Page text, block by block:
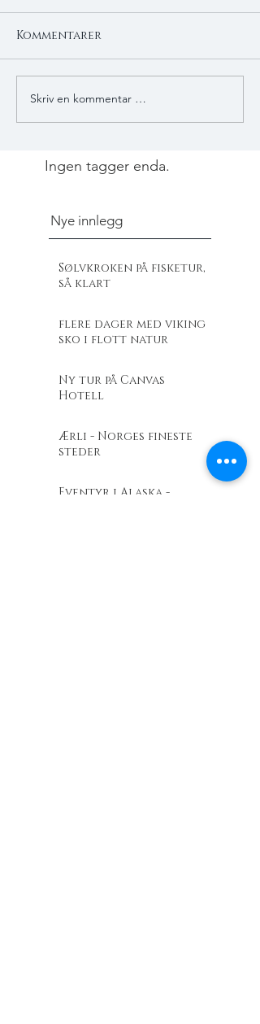
Kommentarer
Skriv en kommentar …
Ingen tagger enda.
Nye innlegg
Sølvkroken på fisketur,
så klart
flere dager med viking
sko i flott natur
Ny tur på Canvas
Hotell
Ærli - Norges fineste
steder
Eventyr i Alaska -